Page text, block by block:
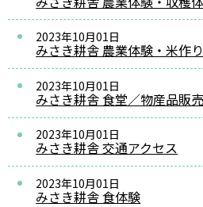
2023年10月01日
みさき耕舎 農業体験・米作
2023年10月01日
みさき耕舎 食堂／物産品販売
2023年10月01日
みさき耕舎 交通アクセス
2023年10月01日
みさき耕舎 食体験